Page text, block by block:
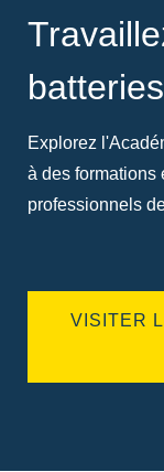
Explorez
à des formations
professionnels
VISITER